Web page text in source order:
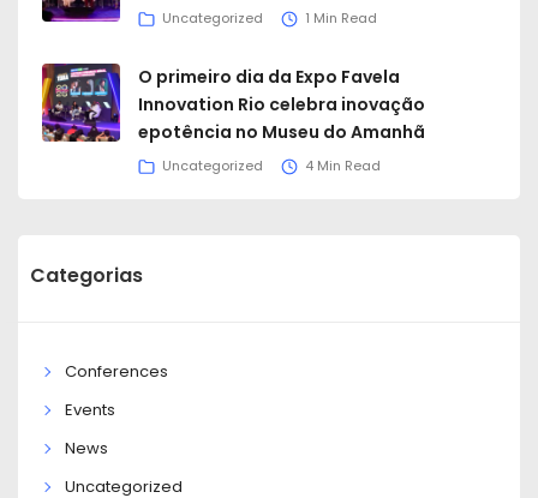
Uncategorized 1 Min Read
O primeiro dia da Expo Favela
Innovation Rio celebra inovação
epotência no Museu do Amanhã
Uncategorized 4 Min Read
Categorias
Conferences
Events
News
Uncategorized